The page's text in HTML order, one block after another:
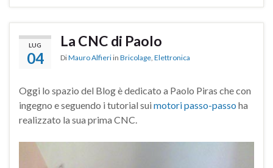
LUG
04
La CNC di Paolo
DiMauro Alfieri in Bricolage Elettronica
Oggi lo spazio del Blog è dedicato a Paolo Piras che con
ingegno e seguendo i tutorial sui motori passo-passo ha
realizzato la sua prima CNC.